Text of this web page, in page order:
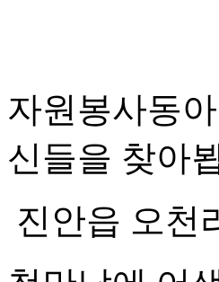
자원봉사동
신들을 찾아
진안읍 오천